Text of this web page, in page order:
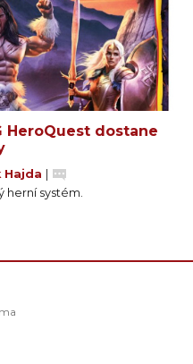
HeroQuest dostane
Hajda
herní systém.